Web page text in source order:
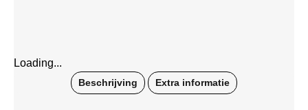
Loading...
Beschrijving Extra informatie